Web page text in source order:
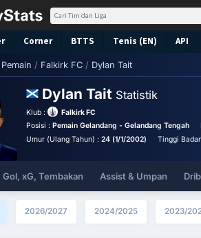
Corner BTTS Tenis (EN) API
Pemain / Falkirk FC / Dylan Tait
Dylan Tait Statistik
Klub :
Falkirk FC
Posisi :Pemain Gelandang - Gelandang Tengah
Umur (Ulang Tahun) :24 (1/1/2002) Tinggi
Gol, xG, Tembakan Assist & Umpan
2026/2027 2024/2025 2023/